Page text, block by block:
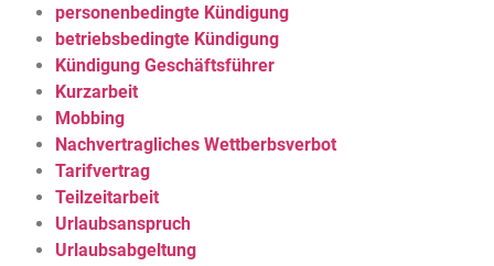
personenbedingte Kündigung
betriebsbedingte Kündigung
Kündigung Geschäftsführer
Kurzarbeit
Mobbing
Nachvertragliches Wettberbsverbot
Tarifvertrag
Teilzeitarbeit
Urlaubsanspruch
Urlaubsabgeltung